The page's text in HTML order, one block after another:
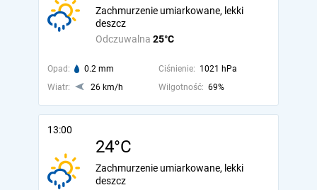
Odczuwalna 25°C
Zachmurzenie umiarkowane, lekki
deszcz
Opad: 0.2 mm Ciśnienie: 1021 hPa
Wiatr:
26 km/h Wilgotność: 69%
13:00
24°C
Zachmurzenie umiarkowane, lekki
deszcz